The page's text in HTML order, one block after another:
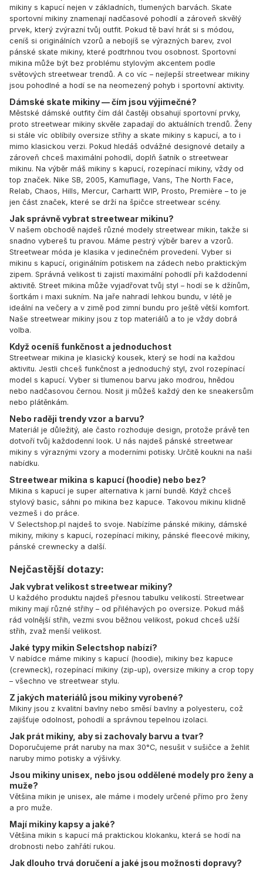
mikiny s kapucí nejen v základních, tlumených barvách. Skate
sportovní mikiny znamenají nadčasové pohodlí a zároveň skvělý
prvek, který zvýrazní tvůj outfit. Pokud tě baví hrát si s módou,
ceníš si originálních vzorů a nebojíš se výrazných barev, zvol
pánské skate mikiny, které podtrhnou tvou osobnost. Sportovní
mikina může být bez problému stylovým akcentem podle
světových streetwear trendů. A co víc – nejlepší streetwear mikiny
jsou pohodlné a hodí se na neomezený pohyb i sportovní aktivity.
Dámské skate mikiny — čím jsou výjimečné?
Městské dámské outfity čím dál častěji obsahují sportovní prvky,
proto streetwear mikiny skvěle zapadají do aktuálních trendů. Ženy
si stále víc oblíbily oversize střihy a skate mikiny s kapucí, a to i
mimo klasickou verzi. Pokud hledáš odvážné designové detaily a
zároveň chceš maximální pohodlí, doplň šatník o streetwear
mikinu. Na výběr máš mikiny s kapucí, rozepínací mikiny, vždy od
top značek. Nike SB, 2005, Kamuflage, Vans, The North Face,
Relab, Chaos, Hills, Mercur, Carhartt WIP, Prosto, Première – to je
jen část značek, které se drží na špičce streetwear scény.
Jak správně vybrat streetwear mikinu?
V našem obchodě najdeš různé modely streetwear mikin, takže si
snadno vybereš tu pravou. Máme pestrý výběr barev a vzorů.
Streetwear móda je klasika v jedinečném provedení. Vyber si
mikinu s kapucí, originálním potiskem na zádech nebo praktickým
zipem. Správná velikost ti zajistí maximální pohodlí při každodenní
aktivitě. Street mikina může vyjadřovat tvůj styl – hodí se k džínům,
šortkám i maxi sukním. Na jaře nahradí lehkou bundu, v létě je
ideální na večery a v zimě pod zimní bundu pro ještě větší komfort.
Naše streetwear mikiny jsou z top materiálů a to je vždy dobrá
volba.
Když oceníš funkčnost a jednoduchost
Streetwear mikina je klasický kousek, který se hodí na každou
aktivitu. Jestli chceš funkčnost a jednoduchý styl, zvol rozepínací
model s kapucí. Vyber si tlumenou barvu jako modrou, hnědou
nebo nadčasovou černou. Nosit ji můžeš každý den ke sneakersům
nebo plátěnkám.
Nebo raději trendy vzor a barvu?
Materiál je důležitý, ale často rozhoduje design, protože právě ten
dotvoří tvůj každodenní look. U nás najdeš pánské streetwear
mikiny s výraznými vzory a moderními potisky. Určitě koukni na naši
nabídku.
Streetwear mikina s kapucí (hoodie) nebo bez?
Mikina s kapucí je super alternativa k jarní bundě. Když chceš
stylový basic, sáhni po mikina bez kapuce. Takovou mikinu klidně
vezmeš i do práce.
V Selectshop.pl najdeš to svoje. Nabízíme pánské mikiny, dámské
mikiny, mikiny s kapucí, rozepínací mikiny, pánské fleecové mikiny,
pánské crewnecky a další.
Nejčastější dotazy:
Jak vybrat velikost streetwear mikiny?
U každého produktu najdeš přesnou tabulku velikostí. Streetwear
mikiny mají různé střihy – od přiléhavých po oversize. Pokud máš
rád volnější střih, vezmi svou běžnou velikost, pokud chceš užší
střih, zvaž menší velikost.
Jaké typy mikin Selectshop nabízí?
V nabídce máme mikiny s kapucí (hoodie), mikiny bez kapuce
(crewneck), rozepínací mikiny (zip-up), oversize mikiny a crop topy
– všechno ve streetwear stylu.
Z jakých materiálů jsou mikiny vyrobené?
Mikiny jsou z kvalitní bavlny nebo směsí bavlny a polyesteru, což
zajišťuje odolnost, pohodlí a správnou tepelnou izolaci.
Jak prát mikiny, aby si zachovaly barvu a tvar?
Doporučujeme prát naruby na max 30°C, nesušit v sušičce a žehlit
naruby mimo potisky a výšivky.
Jsou mikiny unisex, nebo jsou oddělené modely pro ženy a
muže?
Většina mikin je unisex, ale máme i modely určené přímo pro ženy
a pro muže.
Mají mikiny kapsy a jaké?
Většina mikin s kapucí má praktickou klokanku, která se hodí na
drobnosti nebo zahřátí rukou.
Jak dlouho trvá doručení a jaké jsou možnosti dopravy?